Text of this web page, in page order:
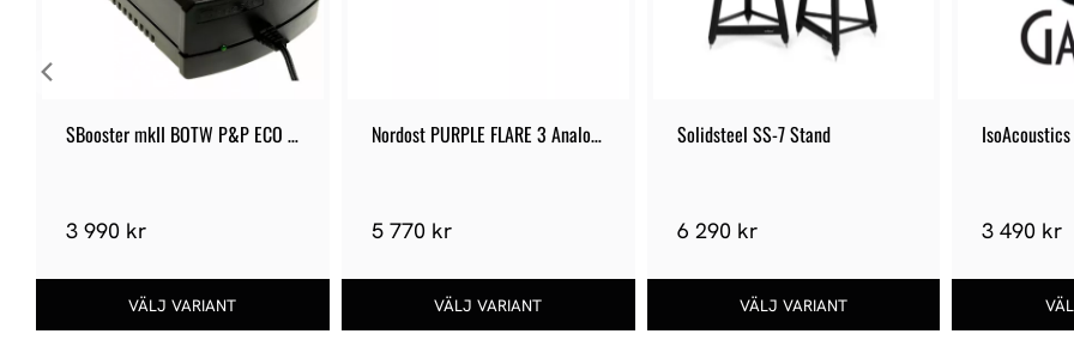
SBooster mkII BOTW P&P ECO
3 990 kr
Nordost PURPLE FLARE 3 Analog
5 770 kr
Solidsteel SS-7 Stand
6 290 kr 3 490 kr